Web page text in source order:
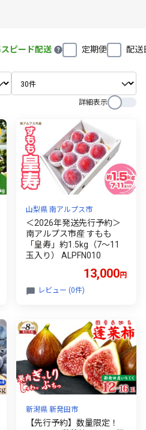
スピード配送 定期便 配送
詳細表示
山梨県 南アルプス市
＜2026年発送先行予約＞
南アルプス市産 すもも
「皇寿」約1.5kg（7～11
玉入り） ALPFN010
13,000円
レビュー (0件)
新潟県 新発田市
【先行予約】数量限定！